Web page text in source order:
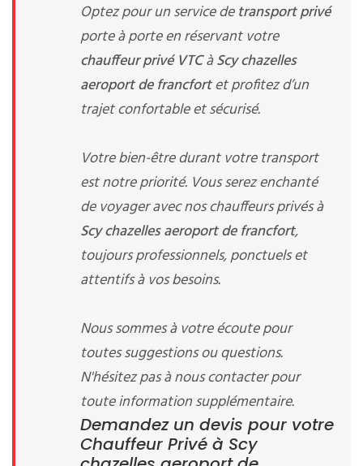
Optez pour un service detransport privé
porte à porte en réservant votre
chauffeur privé VTCàScy chazelles
aeroport de francfortet profitez d’un
trajet confortable et sécurisé.
Votre bien-être durant votre transport
est notre priorité. Vous serez enchanté
de voyager avec nos chauffeurs privés à
Scy chazelles aeroport de francfort,
toujours professionnels, ponctuels et
attentifs à vos besoins.
Nous sommes à votre écoute pour
toutes suggestions ou questions.
N'hésitez pas à nous contacter pour
toute information supplémentaire.
Demandez un devis pour votre
Chauffeur Privé à Scy